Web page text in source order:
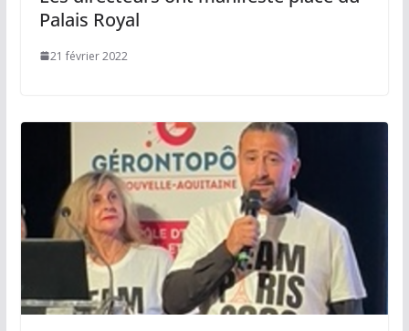
Palais Royal
21 février 2022